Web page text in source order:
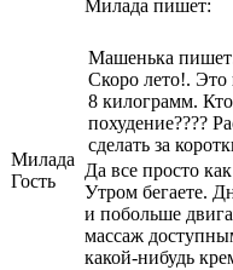
Милада
Гость
Милада пишет:
Машенька
Скоро лето!. Это
8 килограмм.
похудение????
сделать за
Да все просто
Утром бегаете.
и побольше
массаж
какой-нибудь